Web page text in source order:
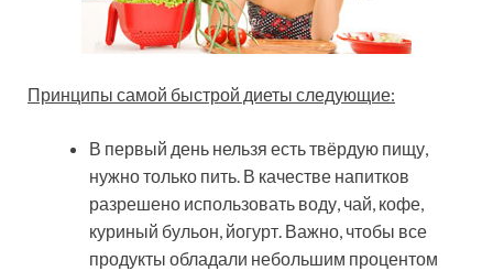
Принципы самой быстрой диеты следующие:
В первый день нельзя есть твёрдую пищу,
нужно только пить. В качестве напитков
разрешено использовать воду, чай, кофе,
куриный бульон, йогурт. Важно, чтобы все
продукты обладали небольшим процентом